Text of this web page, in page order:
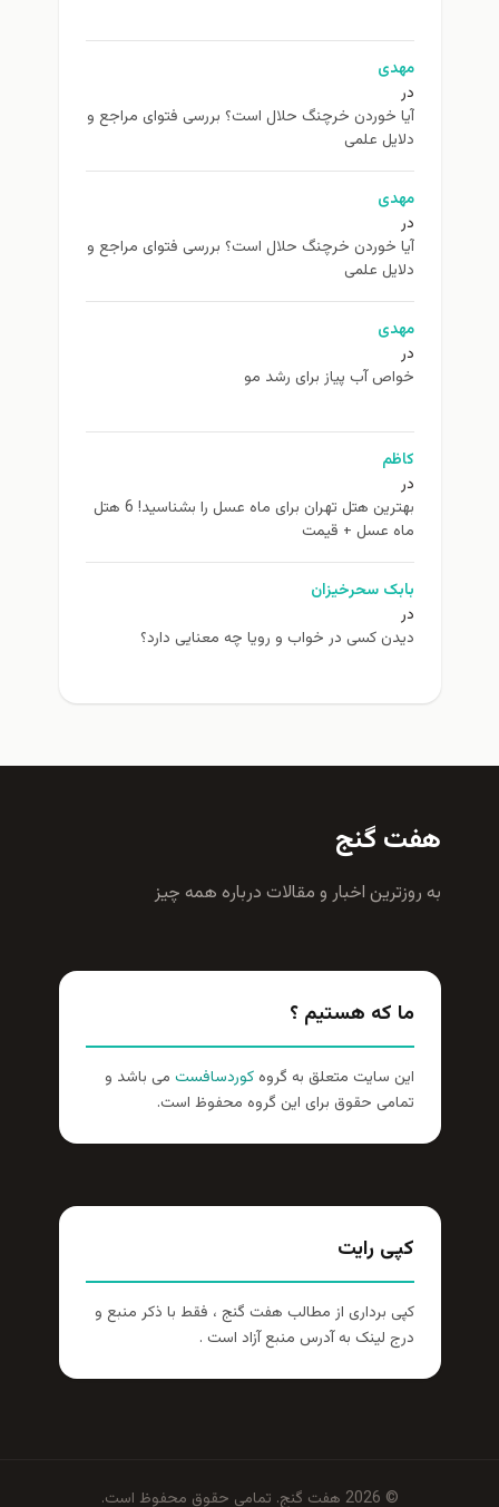
مهدی
در
آیا خوردن خرچنگ حلال است؟ بررسی فتوای مراجع و
دلایل علمی
مهدی
در
آیا خوردن خرچنگ حلال است؟ بررسی فتوای مراجع و
دلایل علمی
مهدی
در
خواص آب پیاز برای رشد مو
کاظم
در
بهترین هتل تهران برای ماه عسل را بشناسید! 6 هتل
ماه عسل + قیمت
بابک سحرخیزان
در
دیدن کسی در خواب و رویا چه معنایی دارد؟
هفت گنج
به روزترين اخبار و مقالات درباره همه چيز
ما که هستیم ؟
این سایت متعلق به گروهکوردسافست می باشد و
تمامی حقوق برای این گروه محفوظ است.
کپی رایت
کپی برداری از مطالب هفت گنج ، فقط با ذکر منبع و
درج لینک به آدرس منبع آزاد است .
© 2026 هفت گنج. تمامی حقوق محفوظ است.